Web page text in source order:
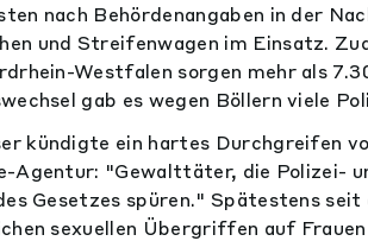
nach Behördenangaben in der
und Streifenwagen im Einsatz.
Westfalen sorgen mehr als
gab es wegen Böllern viele
kündigte ein hartes Durchgreifen
Agentur: "Gewalttäter, die Polizei-
Gesetzes spüren." Spätestens seit
sexuellen Übergriffen auf